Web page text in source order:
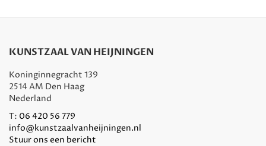
KUNSTZAAL VAN HEIJNINGEN
Koninginnegracht 139
2514 AM Den Haag
Nederland
T: 06 420 56 779
info@kunstzaalvanheijningen.nl
Stuur ons een bericht